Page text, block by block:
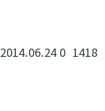
2014.06.24 0 1418